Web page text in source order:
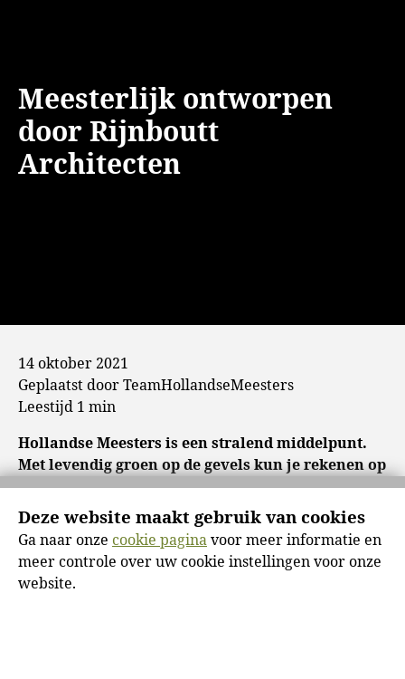
Meesterlijk ontworpen
door Rijnboutt
Architecten
14 oktober 2021
Geplaatst door TeamHollandseMeesters
Leestijd 1 min
Hollandse Meesters is een stralend middelpunt.
Met levendig groen op de gevels kun je rekenen op
hoge kijkcijfers! Veel architecten tekenen
gebouwen. Rijnboutt Architecten tekent liever
blikvangers. Gebouwen waar je even voor stil
staat. Of in ieder geval voor omkijkt als je er
langs loopt. Hollandse Meesters is er een goed
voorbeeld van. Niet het enige voorbeeld van het
Deze website maakt gebruik van cookies
Ga naar onze cookie paginavoor meer informatie en
meer controle over uw cookie instellingen voor onze
website.